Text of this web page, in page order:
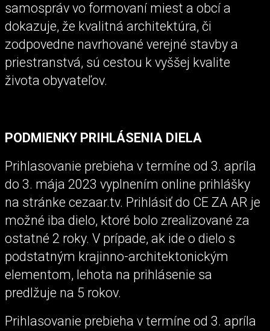
samospráv vo formovaní miest a obcí a
dokazuje, že kvalitná architektúra, či
zodpovedne navrhované verejné stavby a
priestranstvá, sú cestou k vyššej kvalite
života obyvateľov.
PODMIENKY PRIHLÁSENIA DIELA
Prihlasovanie prebieha v termíne od 3. apríla
do 3. mája 2023 vyplnením online prihlášky
na stránke cezaar.tv. Prihlásiť do CE ZA AR je
možné iba dielo, ktoré bolo zrealizované za
ostatné 2 roky. V prípade, ak ide o dielo s
podstatným krajinno-architektonickým
elementom, lehota na prihlásenie sa
predlžuje na 5 rokov.
Prihlasovanie prebieha v termíne od 3. apríla